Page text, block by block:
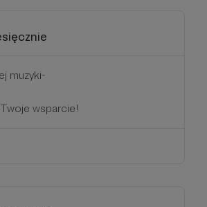
muzyki-
wsparcie!